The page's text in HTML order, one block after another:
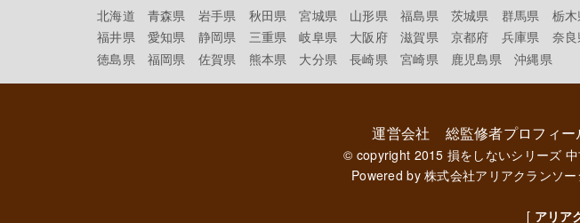
北海道 青森県 岩手県 秋田県 宮城県 山形県 福島県 茨城県 群馬県 栃木
福井県
愛知県 静岡県 三重県 岐阜県 大阪府 滋賀県 京都府 兵庫県 奈
徳島県
福岡県 佐賀県 熊本県 大分県 長崎県 宮崎県 鹿児島県 沖縄県
運営会社 総監修者プロフィー
© copyright 2015 損をしないシリーズ
Powered by株式会社アリアクランソ
[ アリア